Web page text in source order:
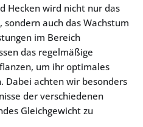
Hecken wird nicht nur das
sondern auch das Wachstum
im Bereich
das regelmäßige
um ihr optimales
Dabei achten wir besonders
der verschiedenen
Gleichgewicht zu